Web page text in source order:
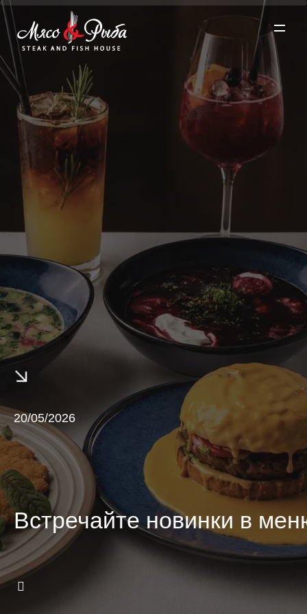
О проекте ▼
Меню ▼
Рестораны ▼
Акции
Забронировать
Франчайзинг
Доставка
Язык/
Language
20/05/2026
Встречайте новинки в